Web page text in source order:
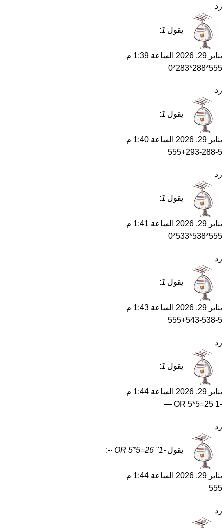
رد
يقول 1
:
يناير 29, 2026 الساعة 1:39 م
555*288*283*0
رد
يقول 1
:
يناير 29, 2026 الساعة 1:40 م
555+293-288-5
رد
يقول 1
:
يناير 29, 2026 الساعة 1:41 م
555*538*533*0
رد
يقول 1
:
يناير 29, 2026 الساعة 1:43 م
555+543-538-5
رد
يقول 1
:
يناير 29, 2026 الساعة 1:44 م
-1 OR 5*5=25 —
رد
يقول -1" OR 5*5=26 --
:
يناير 29, 2026 الساعة 1:44 م
555
رد